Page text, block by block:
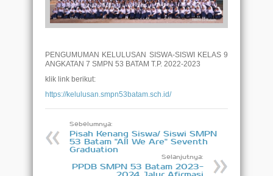
PENGUMUMAN KELULUSAN SISWA-SISWI KELAS 9
ANGKATAN 7 SMPN 53 BATAM T.P. 2022-2023
klik link berikut:
https://kelulusan.smpn53batam.sch.id/
Sebelumnya:
Pisah Kenang Siswa/ Siswi SMPN
53 Batam "All We Are" Seventh
Graduation
Selanjutnya:
PPDB SMPN 53 Batam 2023-